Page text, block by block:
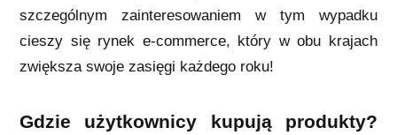
szczególnym zainteresowaniem w tym wypadku
cieszy się rynek e-commerce, który w obu krajach
zwiększa swoje zasięgi każdego roku!
Gdzie użytkownicy kupują produkty?